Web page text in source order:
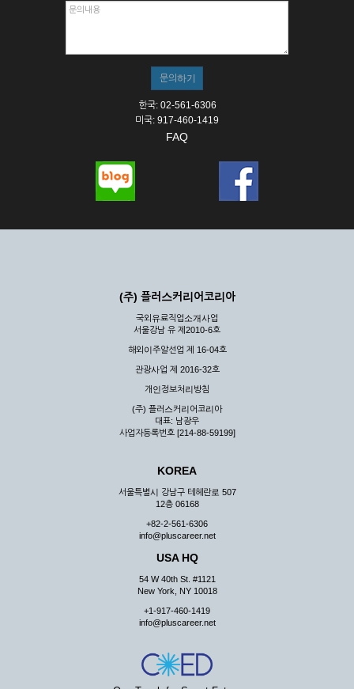
한국: 02-561-6306
미국: 917-460-1419
FAQ
(주) 플러스커리어코리아
국외유료직업소개사업
서울강남 유 제2010-6호
해외이주알선업 제 16-04호
관광사업 제 2016-32호
개인정보처리방침
(주) 플러스커리어코리아
대표: 남광우
사업자등록번호 [214-88-59199]
KOREA
서울특별시 강남구 테헤란로 507
12층 06168
+82-2-561-6306
info@pluscareer.net
USA HQ
54 W 40th St. #1121
New York, NY 10018
+1-917-460-1419
info@pluscareer.net